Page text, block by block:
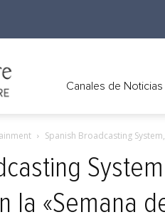
Canales de Noticias
Spanish Broadcasting
la «Semana